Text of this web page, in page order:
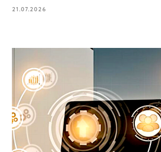
21.07.2026